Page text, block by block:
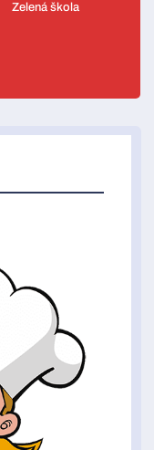
Zelená škola